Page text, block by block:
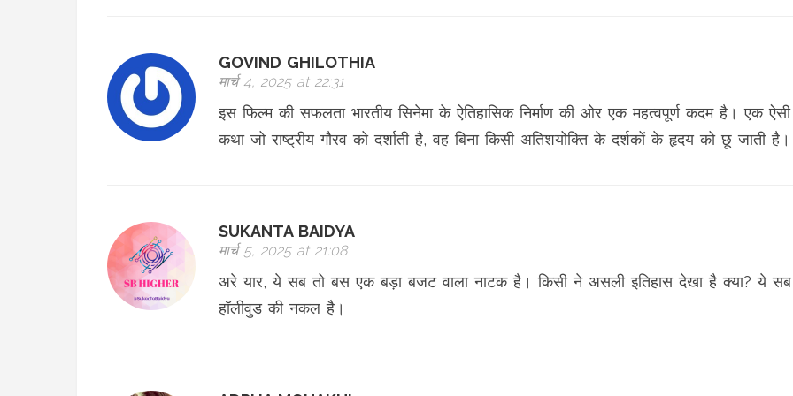
GOVIND GHILOTHIA
मार्च 4, 2025 at 22:31
इस फिल्म की सफलता भारतीय सिनेमा के ऐतिहासिक निर्माण की ओर एक महत्वपूर्ण कदम है। एक ऐसी
कथा जो राष्ट्रीय गौरव को दर्शाती है, वह बिना किसी अतिशयोक्ति के दर्शकों के हृदय को छू जाती है।
SUKANTA BAIDYA
मार्च 5, 2025 at 21:08
अरे यार, ये सब तो बस एक बड़ा बजट वाला नाटक है। किसी ने असली इतिहास देखा है क्या? ये सब
हॉलीवुड की नकल है।